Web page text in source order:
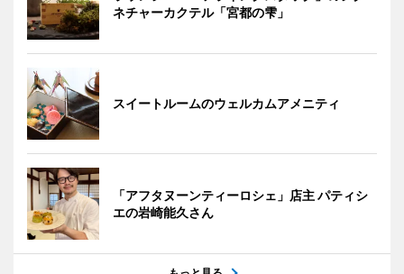
ネチャーカクテル「宮都の雫」
スイートルームのウェルカムアメニティ
「アフタヌーンティーロシェ」店主 パティシ
エの岩崎能久さん